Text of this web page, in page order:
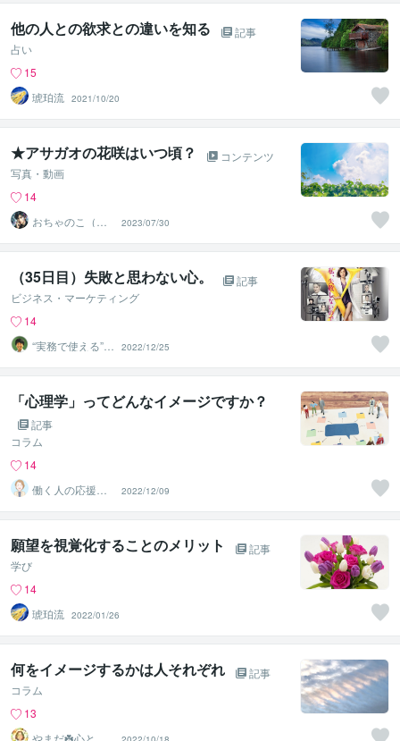
他の人との欲求との違いを知る
記事
占い
15
琥珀流 2021/10/20
★アサガオの花咲はいつ頃？
コンテンツ
写真・動画
14
おちゃのこ（御
茶乃子祭々）
2023/07/30
（35日目）失敗と思わない心。
記事
ビジネス・マーケティング
14
“実務で使える”改
善パートナー／
かめきち
2022/12/25
「心理学」ってどんなイメージですか？
記事
コラム
14
働く人の応援団
Michiko：みちこ
さん
2022/12/09
願望を視覚化することのメリット
記事
学び
14
琥珀流 2022/01/26
何をイメージするかは人それぞれ
記事
コラム
13
やまだ☘️心と頭